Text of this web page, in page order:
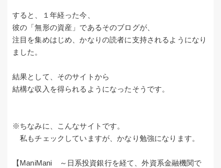
すると、１年経った今、
彼の「無形の資産」であるそのブログが、
注目を集めはじめ、かなりの読者に支持されるようになり
ました。
結果として、そのサイトから
結構な収入を得られるようになったそうです。
※ちなみに、こんなサイトです。
私もチェックしていますが、かなり勉強になります。
【ManiMani ～日系投資銀行を経て、外資系金融機関で